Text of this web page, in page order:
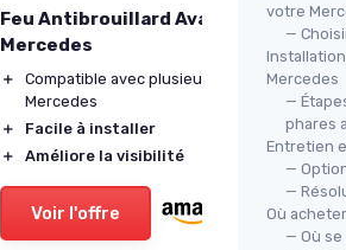
Feu Antibrouillard Avant pour
Mercedes
＋
Compatible avec plusieurs modèles
Mercedes
＋
Facile à installer
＋
Améliore la visibilité
Voir l'offre
votre
—
Mercedes
—
phares
Entretien
—
—
Où
— Où